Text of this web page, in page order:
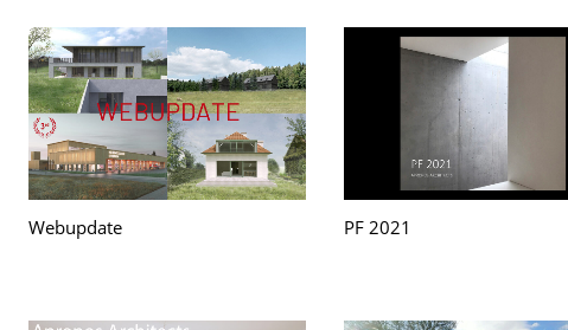
Webupdate PF 2021